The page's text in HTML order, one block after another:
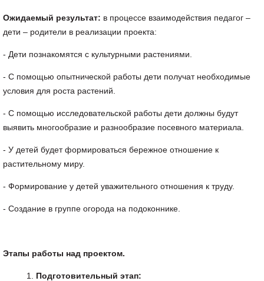
Ожидаемый результат: в процессе взаимодействия педагог –
дети – родители в реализации проекта:
- Дети познакомятся с культурными растениями.
- С помощью опытнической работы дети получат необходимые
условия для роста растений.
- С помощью исследовательской работы дети должны будут
выявить многообразие и разнообразие посевного материала.
- У детей будет формироваться бережное отношение к
растительному миру.
- Формирование у детей уважительного отношения к труду.
- Создание в группе огорода на подоконнике.
Этапы работы над проектом.
Подготовительный этап: